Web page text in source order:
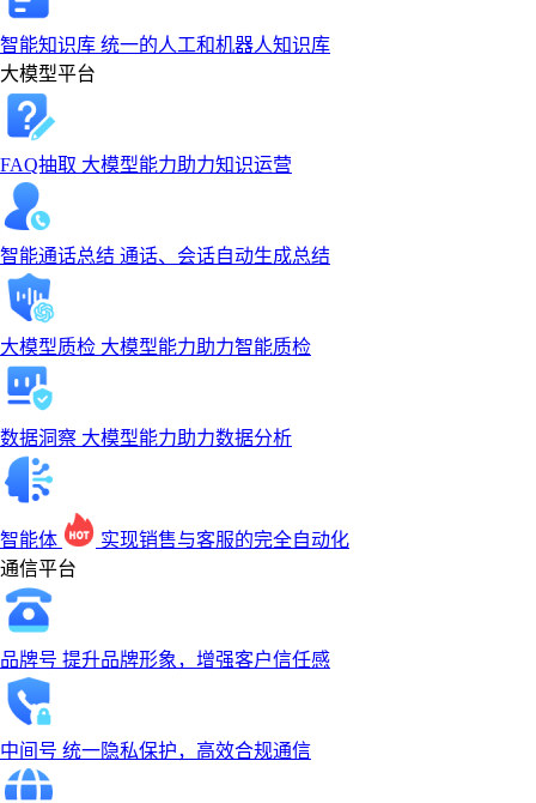
智能知识库 统一的人工和机器人知识库
大模型平台
FAQ抽取 大模型能力助力知识运营
智能通话总结 通话、会话自动生成总结
大模型质检 大模型能力助力智能质检
数据洞察 大模型能力助力数据分析
智能体
实现销售与客服的完全自动化
通信平台
品牌号 提升品牌形象，增强客户信任感
中间号 统一隐私保护，高效合规通信